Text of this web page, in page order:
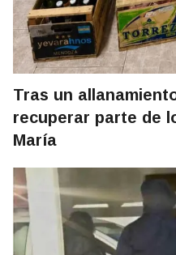
Tras un
recuperar parte de
María